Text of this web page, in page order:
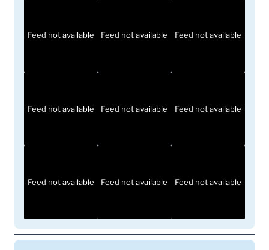
Feed not available Feed not available Feed not available
Feed not available Feed not available Feed not available
Feed not available Feed not available Feed not available